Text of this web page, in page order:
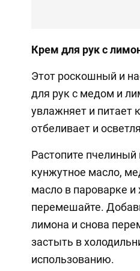
Крем для рук с
Этот роскошный и
для рук с медом и
увлажняет и питает
отбеливает и
Растопите пчелиный
кунжутное масло,
масло в пароварке
перемешайте.
лимона и снова
застыть в
использованию.